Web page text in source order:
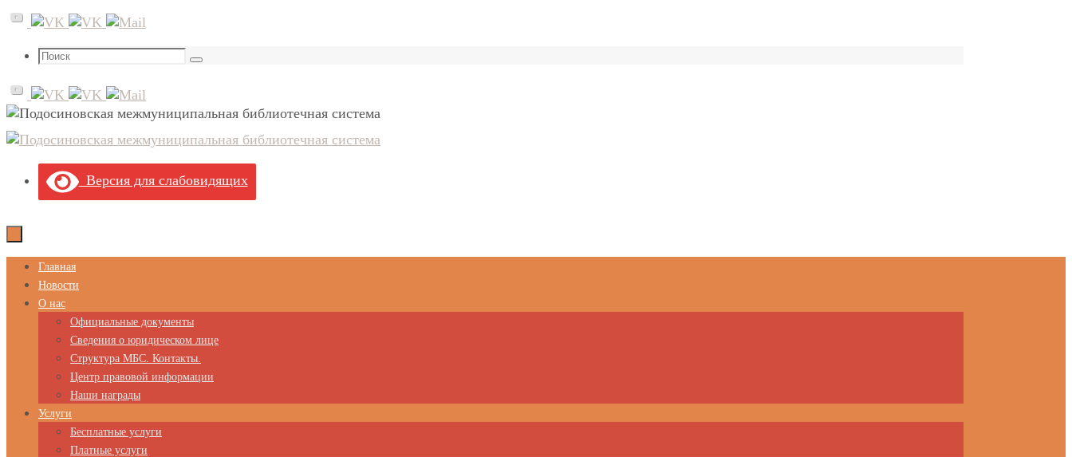
Перейти
содержимому
Что
Поиск
Версия для слабовидящих
Перейти
содержимому
Главная
Новости
О нас
Официальные документы
Сведения о юридическом лице
Структура МБС. Контакты.
Центр правовой информации
Наши награды
Услуги
Бесплатные услуги
Платные услуги